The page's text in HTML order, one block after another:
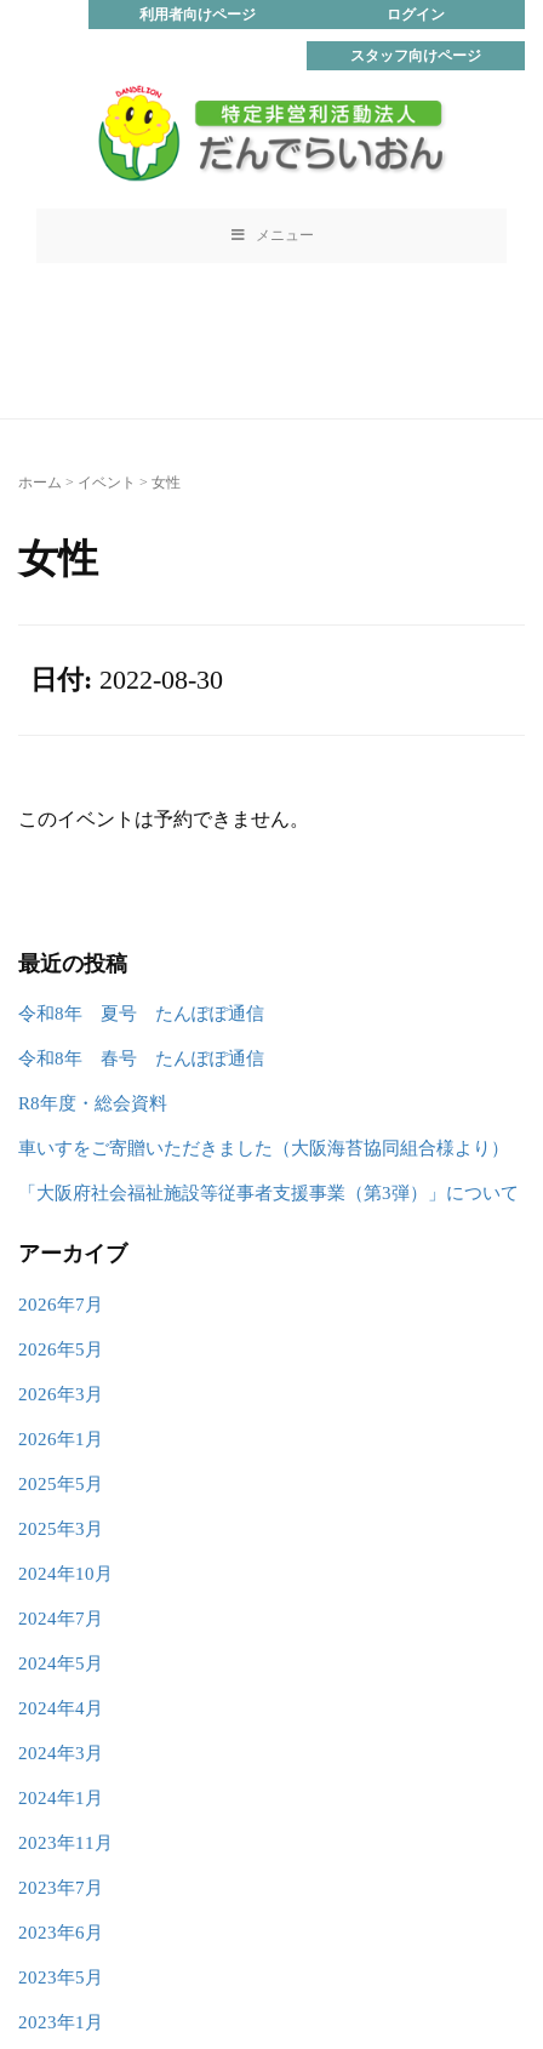
ログイン
利用者向けページ
スタッフ向けページ
メニュー
ホーム > イベント > 女性
女性
日付: 2022-08-30
このイベントは予約できません。
最近の投稿
令和8年 夏号 たんぽぽ通信
令和8年 春号 たんぽぽ通信
R8年度・総会資料
車いすをご寄贈いただきました（大阪海苔協同組合様より）
「大阪府社会福祉施設等従事者支援事業（第3弾）」について
アーカイブ
2026年7月
2026年5月
2026年3月
2026年1月
2025年5月
2025年3月
2024年10月
2024年7月
2024年5月
2024年4月
2024年3月
2024年1月
2023年11月
2023年7月
2023年6月
2023年5月
2023年1月